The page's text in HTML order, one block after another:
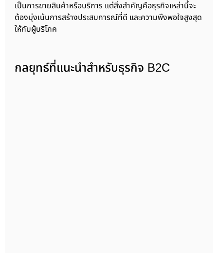
เป็นการขายสินค้าหรือบริการ แต่สิ่งสำคัญคือธุรกิจเหล่านี้จะ
ต้องมุ่งเน้นการสร้างประสบการณ์ที่ดี และความพึงพอใจสูงสุด
ให้กับผู้บริโภค
กลยุทธ์ที่แนะนำสำหรับธุรกิจ B2C